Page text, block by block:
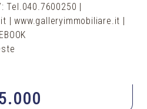
Tel.040.7600250 |
| www.galleryimmobiliare.it |